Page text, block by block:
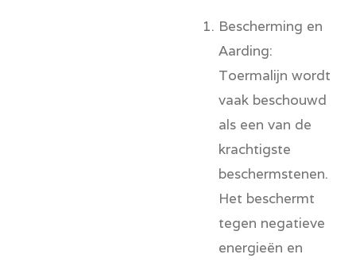
Bescherming en
Aarding:
Toermalijn wordt
vaak beschouwd
als een van de
krachtigste
beschermstenen.
Het beschermt
tegen negatieve
energieën en